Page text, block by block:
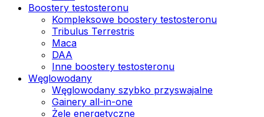
Boostery testosteronu
Kompleksowe boostery testosteronu
Tribulus Terrestris
Maca
DAA
Inne boostery testosteronu
Węglowodany
Węglowodany szybko przyswajalne
Gainery all-in-one
Żele energetyczne